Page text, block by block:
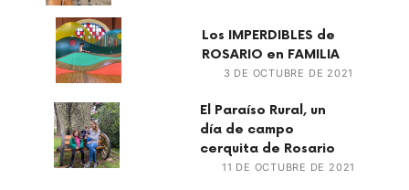
Los IMPERDIBLES de
ROSARIO en FAMILIA
3 DE OCTUBRE DE 2021
El Paraíso Rural, un
día de campo
cerquita de Rosario
11 DE OCTUBRE DE 2021